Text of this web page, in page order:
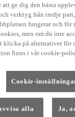
Cross
1,5 Hybrid
ge dig den bästa
verktyg från tredje
fungerar och för
men om du inte
klicka på alternativet
finns i vår cookie-
Cookie-
alla Ja,